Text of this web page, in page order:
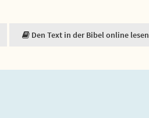
Den Text in der Bibel online lesen